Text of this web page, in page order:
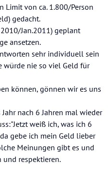
Limit von ca. 1.800/Person
gedacht.
2010/Jan.2011) geplant
ansetzen.
sehr individuell sein
würde nie so viel Geld für
können, gönnen wir es uns
nach 6 Jahren mal wieder
weiß ich, was ich 6
gebe ich mein Geld lieber
Meinungen gibt es und
und respektieren.